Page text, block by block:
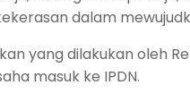
dalam
yang dilakukan oleh
masuk ke IPDN.